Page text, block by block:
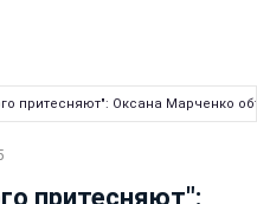
притесняют": Оксана Марченко
притесняют":